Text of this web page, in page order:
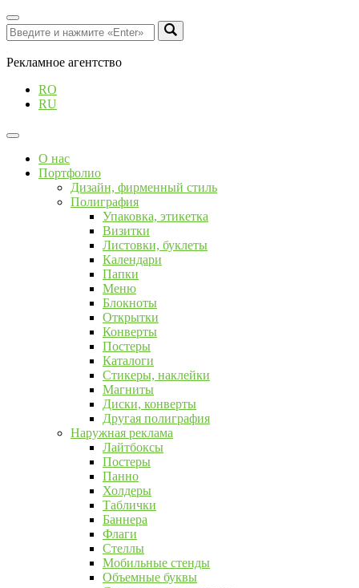
Рекламное агентство
RO
RU
О нас
Портфолио
Дизайн, фирменный стиль
Полиграфия
Упаковка, этикетка
Визитки
Листовки, буклеты
Календари
Папки
Меню
Блокноты
Открытки
Конверты
Постеры
Каталоги
Стикеры, наклейки
Магниты
Диски, конверты
Другая полиграфия
Наружная реклама
Лайтбоксы
Постеры
Панно
Холдеры
Таблички
Баннера
Флаги
Стеллы
Мобильные стенды
Объемные буквы